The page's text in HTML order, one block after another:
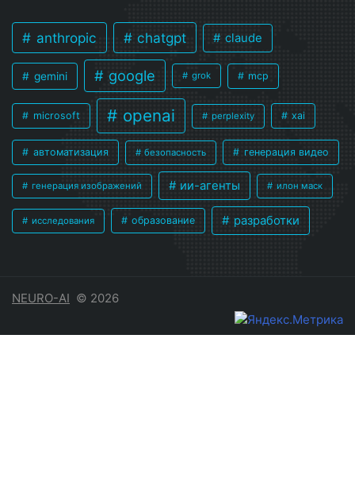
anthropic chatgpt claude
gemini google grok mcp
microsoft openai perplexity xai
автоматизация безопасность генерация видео
генерация изображений ии-агенты илон маск
исследования образование разработки
NEURO-AI © 2026